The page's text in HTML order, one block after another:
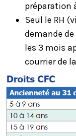
préparation
Seul le RH
demande
les 3 mois
courrier de